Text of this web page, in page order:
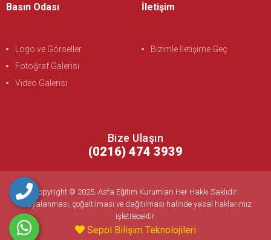
Basın Odası
Logo ve Görseller
Fotoğraf Galerisi
Video Galerisi
İletişim
Bizimle İletişime Geç
Bize Ulaşın
(0216) 474 3939
Copyright © 2025. Asfa Eğitim Kurumları Her Hakkı Saklıdır.
kopyalanması, çoğaltılması ve dağıtılması halinde yasal haklarımız
işletilecektir.
Sepol Bilişim Teknolojileri